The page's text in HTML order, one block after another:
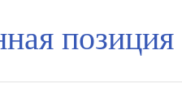
позиция